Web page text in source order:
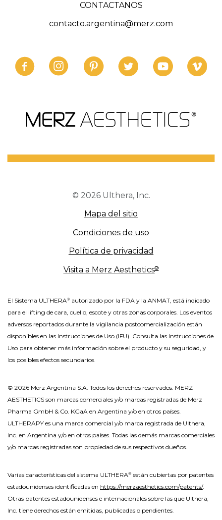
CONTACTANOS
contacto.argentina@merz.com
© 2026 Ulthera, Inc.
Mapa del sitio
Condiciones de uso
Política de privacidad
Visita a Merz Aesthetics®
El Sistema ULTHERA® autorizado por la FDA y la ANMAT, está indicado
para el lifting de cara, cuello, escote y otras zonas corporales. Los eventos
adversos reportados durante la vigilancia postcomercialización están
disponibles en las Instrucciones de Uso (IFU). Consulta las Instrucciones de
Uso para obtener más información sobre el producto y su seguridad, y
los posibles efectos secundarios.
© 2026 Merz Argentina S.A. Todos los derechos reservados. MERZ
AESTHETICS son marcas comerciales y/o marcas registradas de Merz
Pharma GmbH & Co. KGaA en Argentina y/o en otros países.
ULTHERAPY es una marca comercial y/o marca registrada de Ulthera,
Inc. en Argentina y/o en otros países. Todas las demás marcas comerciales
y/o marcas registradas son propiedad de sus respectivos dueños.
Varias características del sistema ULTHERA® están cubiertas por patentes
estadounidenses identificadas en https://merzaesthetics.com/patents/.
Otras patentes estadounidenses e internacionales sobre las que Ulthera,
Inc. tiene derechos están emitidas, publicadas o pendientes.